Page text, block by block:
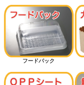
フードパック